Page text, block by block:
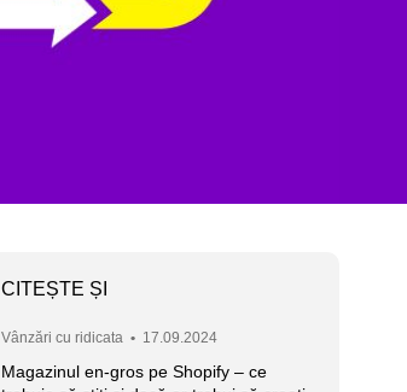
CITEȘTE ȘI
Vânzări cu ridicata • 17.09.2024
Magazinul en-gros pe Shopify – ce